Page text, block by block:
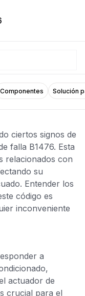
Componentes Solución
ciertos signos de
falla B1476. Esta
relacionados con
su
Entender los
código es
inconveniente
a
actuador de
crucial para el